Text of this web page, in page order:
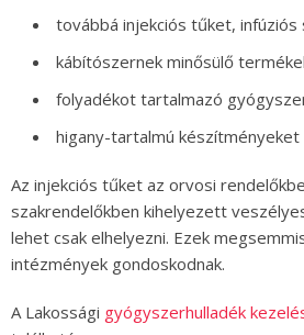
továbbá injekciós tűket, infúziós
kábítószernek minősülő
folyadékot tartalmazó
higany-tartalmú készítményeket
Az injekciós tűket az orvosi
szakrendelőkben kihelyezett
lehet csak elhelyezni. Ezek
intézmények gondoskodnak.
A Lakossági gyógyszerhulladék